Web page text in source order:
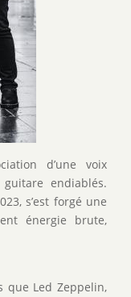
d’une voix
endiablés.
s’est forgé une
énergie brute,
que Led Zeppelin,